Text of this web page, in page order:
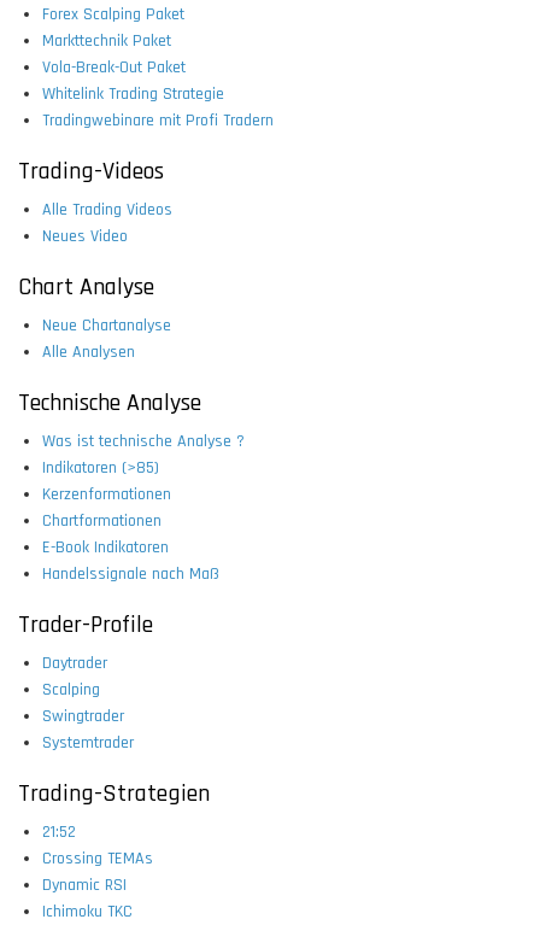
Forex Scalping Paket
Markttechnik Paket
Vola-Break-Out Paket
Whitelink Trading Strategie
Tradingwebinare mit Profi Tradern
Trading-Videos
Alle Trading Videos
Neues Video
Chart Analyse
Neue Chartanalyse
Alle Analysen
Technische Analyse
Was ist technische Analyse ?
Indikatoren (>85)
Kerzenformationen
Chartformationen
E-Book Indikatoren
Handelssignale nach Maß
Trader-Profile
Daytrader
Scalping
Swingtrader
Systemtrader
Trading-Strategien
21:52
Crossing TEMAs
Dynamic RSI
Ichimoku TKC